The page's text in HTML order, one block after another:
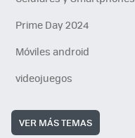
Prime Day 2024
Móviles android
videojuegos
VER MÁS TEMAS